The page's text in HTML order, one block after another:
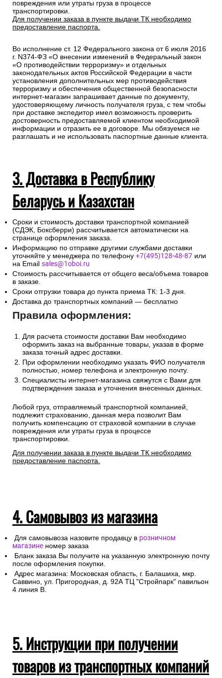
повреждения или утраты груза в процессе
транспортировки.
Для получении заказа в пункте выдачи ТК необходимо
предоставление паспорта.
Во исполнение ст. 12 Федерального закона от 6 июля 2016
г. N374-ФЗ «О внесении изменений в Федеральный закон
«О противодействии терроризму» и отдельных
законодательных актов Российской Федерации в части
установления дополнительных мер противодействия
терроризму и обеспечения общественной безопасности
интернет-магазин запрашивает данные по документу,
удостоверяющему личность получателя груза, с тем чтобы
при доставке экспедитор имел возможность проверить
достоверность предоставляемой клиентом необходимой
информации и отразить ее в договоре. Мы обязуемся не
разглашать и не использовать паспортные данные клиента.
3. Доставка в Республику
Беларусь и Казахстан
Сроки и стоимость доставки транспортной компанией
(СДЭК, Боксберри) рассчитывается автоматически на
странице оформления заказа.
Информацию по отправке другими службами доставки
уточняйте у менеджера по телефону +7(495)128-48-87 или
на Email sales@1oboi.ru
Стоимость рассчитывается от общего веса/объема товаров
в заказе.
Сроки отгрузки товара до пункта приема ТК: 1-3 дня.
Доставка до транспортных компаний — бесплатно
Правила оформления:
Для расчета стоимости доставки Вам необходимо
оформить заказ на выбранные товары, указав в форме
заказа точный адрес доставки.
При оформлении необходимо указать ФИО получателя
полностью, номер телефона и электронную почту.
Специалисты интернет-магазина свяжутся с Вами для
подтверждения заказа и уточнения внесенных данных.
Любой груз, отправляемый транспортной компанией,
подлежит страхованию, данная мера позволит Вам
получить компенсацию от страховой компании в случае
повреждения или утраты груза в процессе
транспортировки.
Для получении заказа в пункте выдачи ТК необходимо
предоставление паспорта.
4. Самовывоз из магазина
Для самовывоза назовите продавцу в розничном
магазине номер заказа
Бланк заказа Вы получите на указанную электронную почту
после оформления покупки.
Адрес магазина: Московская область, г. Балашиха, мкр.
Саввино, ул. Пригородная, д. 92А ТЦ "Стройпарк" павильон
4 линия В.
5. Инструкции при получении
товаров из транспортных компаний